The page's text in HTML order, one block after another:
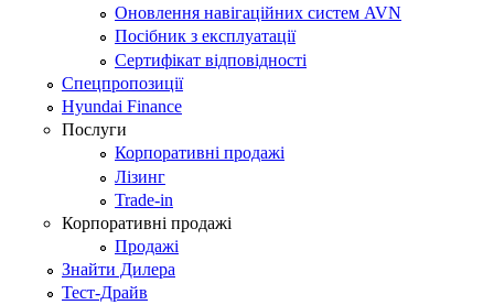
Оновлення навігаційних систем AVN
Посібник з експлуатації
Сертифікат відповідності
Спецпропозиції
Hyundai Finance
Послуги
Корпоративні продажі
Лізинг
Trade-in
Корпоративні продажі
Продажі
Знайти Дилера
Тест-Драйв